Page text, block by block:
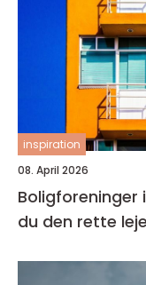
inspiration
08. April 2026
Boligforeninger i
du den rette